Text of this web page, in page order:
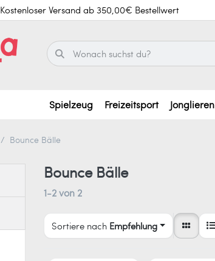
Kostenloser Versand ab 350,00€ Bestellwert
Spielzeug Freizeitsport Jonglieren
Bounce Bälle
Bounce Bälle
1-2von 2
Sortiere nach Empfehlung